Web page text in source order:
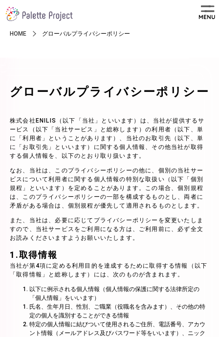
MENU
HOME グローバルプライバシーポリシー
グローバルプライバシーポリシー
株式会社ENILIS（以下「当社」といいます）は、当社が提供するサ
ービス（以下「当社サービス」と総称します）の利用者（以下、単
に「利用者」ということがあります）、当社のお取引先（以下、単
に「お取引先」といいます）に関する個人情報、その他当社が取得
する個人情報を、以下のとおり取り扱います。
なお、当社は、このプライバシーポリシーの他に、個別の当社サー
ビスについて利用者に関する個人情報の特別な取扱い（以下「個別
規程」といいます）を定めることがあります。この場合、個別規程
は、このプライバシーポリシーの一部を構成するものとし、両者に
矛盾がある場合は、個別規程が優先して適用されるものとします。
また、当社は、必要に応じてプライバシーポリシーを変更いたしま
すので、当社サービスをご利用になる方は、ご利用前に、必ず全文
お読みくださいますようお願いいたします。
1.取得情報
当社が第4項に定める利用目的を達成するために取得する情報（以下
「取得情報」と総称します）には、次のものが含まれます。
以下に例示される個人情報（個人情報の保護に関する法律所定の
「個人情報」をいいます）
氏名、生年月日、性別、ご職業（役職名を含みます）、その他の特
定の個人を識別することができる情報
特定の個人情報に結びついて使用されるご住所、電話番号、アカウ
ント情報（メールアドレス及びパスワード等をいいます）、ニック